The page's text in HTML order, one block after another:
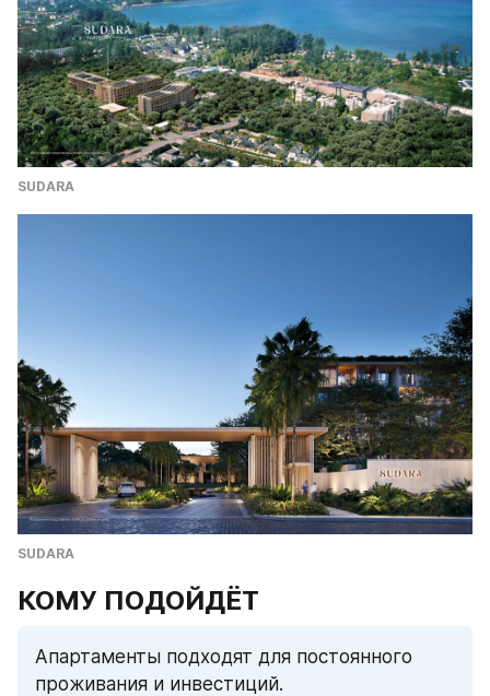
SUDARA
SUDARA
КОМУ ПОДОЙДЁТ
Апартаменты подходят для постоянного
проживания и инвестиций.